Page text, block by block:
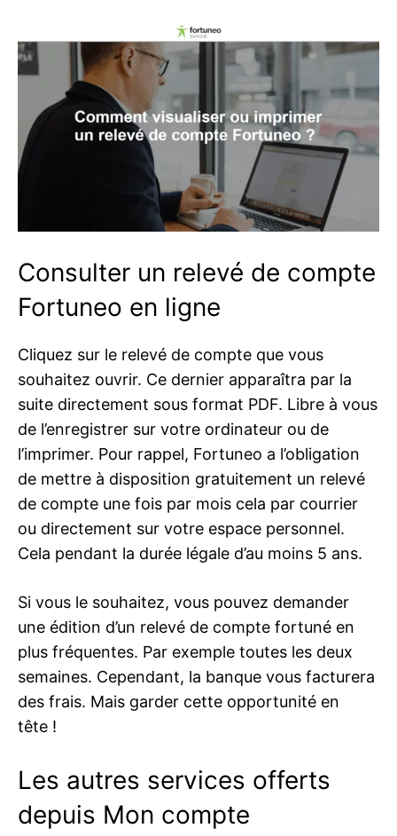
Consulter un relevé de compte
Fortuneo en ligne
Cliquez sur le relevé de compte que vous
souhaitez ouvrir. Ce dernier apparaîtra par la
suite directement sous format PDF. Libre à vous
de l’enregistrer sur votre ordinateur ou de
l’imprimer. Pour rappel, Fortuneo a l’obligation
de mettre à disposition gratuitement un relevé
de compte une fois par mois cela par courrier
ou directement sur votre espace personnel.
Cela pendant la durée légale d’au moins 5 ans.
Si vous le souhaitez, vous pouvez demander
une édition d’un relevé de compte fortuné en
plus fréquentes. Par exemple toutes les deux
semaines. Cependant, la banque vous facturera
des frais. Mais garder cette opportunité en
tête !
Les autres services offerts
depuis Mon compte